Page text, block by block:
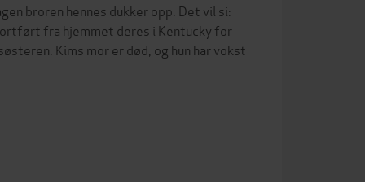
broren hennes dukker opp. Det vil si:
fra hjemmet deres i Kentucky for
Kims mor er død, og hun har vokst